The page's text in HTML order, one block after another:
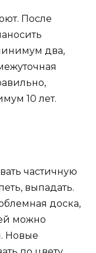
После
два,
10 лет.
частичную
выпадать.
доска,
можно
Новые